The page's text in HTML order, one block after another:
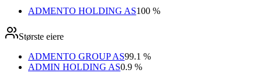
ADMENTO HOLDING AS100 %
Største eiere
ADMENTO GROUP AS99.1 %
ADMIN HOLDING AS0.9 %